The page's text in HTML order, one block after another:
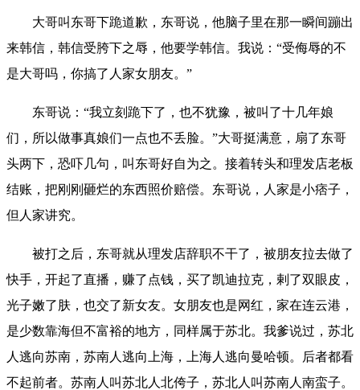
大哥叫东哥下跪道歉，东哥说，他脑子里在那一瞬间蹦出
来韩信，韩信受胯下之辱，他要学韩信。我说：“受侮辱的不
是大哥吗，你搞了人家女朋友。”
东哥说：“我立刻跪下了，也不犹豫，被叫了十几年娘
们，所以做事真娘们一点也不丢脸。”大哥挺满意，扇了东哥
头两下，恐吓几句，叫东哥好自为之。接着转头和理发店老板
结账，把刚刚砸烂的东西照价赔偿。东哥说，人家是小痞子，
但人家讲究。
被打之后，东哥就从理发店辞职不干了，被朋友拉去做了
快手，开起了直播，赚了点钱，买了凯迪拉克，剌了双眼皮，
光子嫩了肤，也交了新女友。女朋友也是网红，家在连云港，
是少数靠海但不富裕的地方，同样属于苏北。我爹说过，苏北
人逃向苏南，苏南人逃向上海，上海人逃向曼哈顿。后者都看
不起前者。苏南人叫苏北人北侉子，苏北人叫苏南人南蛮子。